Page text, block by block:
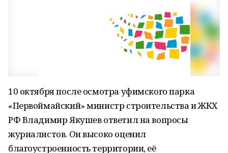
10 октября после осмотра уфимского парка
«Первоймайский» министр строительства и ЖКХ
РФ Владимир Якушев ответил на вопросы
журналистов. Он высоко оценил
благоустроенность территории, её